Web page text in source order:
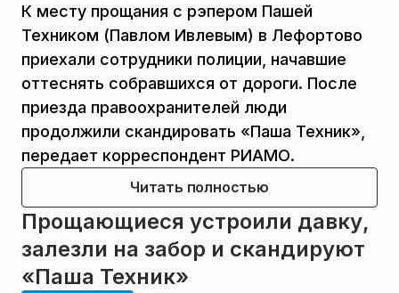
К месту прощания с рэпером Пашей
Техником (Павлом Ивлевым) в Лефортово
приехали сотрудники полиции, начавшие
оттеснять собравшихся от дороги. После
приезда правоохранителей люди
продолжили скандировать «Паша Техник»,
передает корреспондент РИАМО.
Читать полностью
Прощающиеся устроили давку,
залезли на забор и скандируют
«Паша Техник»